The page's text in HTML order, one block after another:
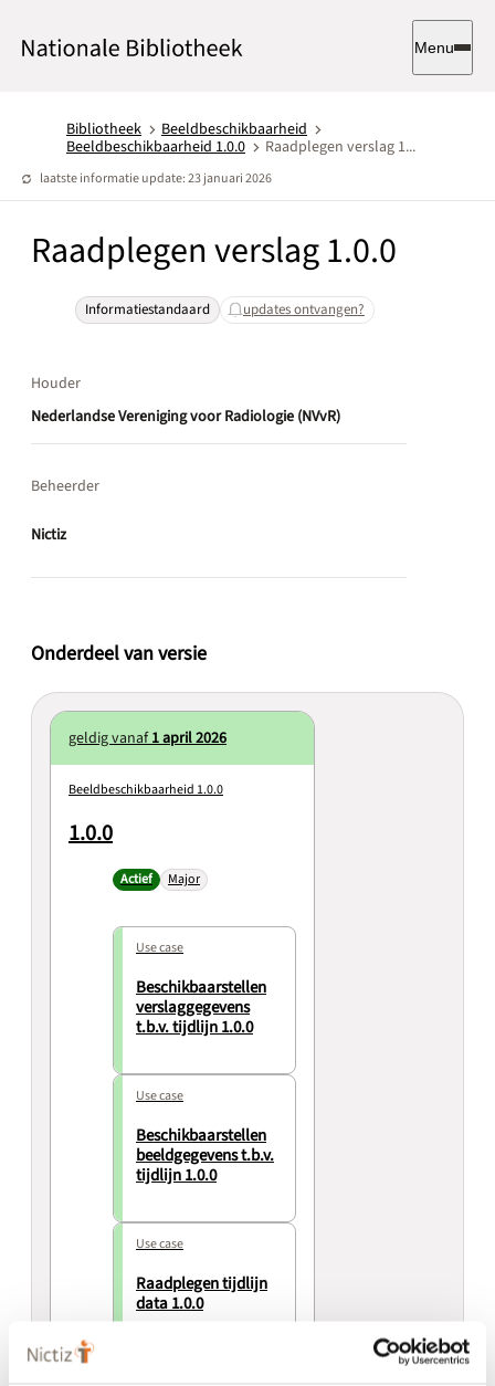
Menu
Bibliotheek
Beeldbeschikbaarheid
Beeldbeschikbaarheid 1.0.0
Raadplegen verslag 1...
laatste informatie update: 23 januari 2026
Raadplegen verslag 1.0.0
Informatiestandaard updates ontvangen?
Houder
Nederlandse Vereniging voor Radiologie (NVvR)
Beheerder
Nictiz
Onderdeel van versie
geldig vanaf 1 april 2026
Beeldbeschikbaarheid 1.0.0
1.0.0
Actief Major
Use case
Beschikbaarstellen
verslaggegevens
t.b.v. tijdlijn 1.0.0
Use case
Beschikbaarstellen
beeldgegevens t.b.v.
tijdlijn 1.0.0
Use case
Raadplegen tijdlijn
data 1.0.0